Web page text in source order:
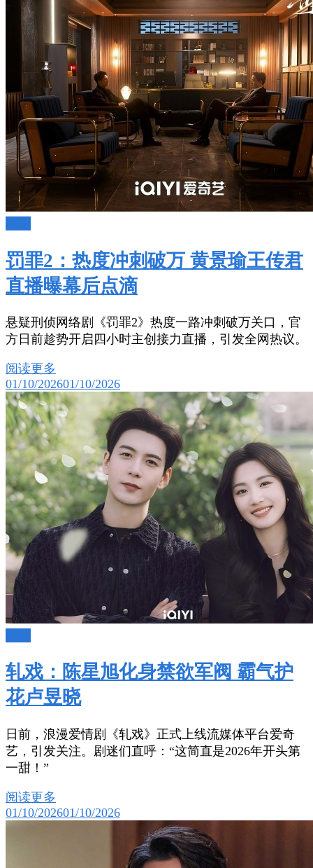
罚罪2：热度冲刺破万 黄景瑜王传君
直播曝幕后点滴
悬疑刑侦网络剧《罚罪2》热度一路冲刺破万关口，官
方日前趁势开启四小时主创接力直播，引发全网热议。
阅读更多
01/10/202601/10/2026
轧戏：陈星旭化身禁欲军阀 霸气护
花卢昱晓
日前，浪漫爱情剧《轧戏》正式上线流媒体平台爱奇
艺，引发关注。剧迷们直呼：“这简直是2026年开头第
一甜！”
阅读更多
01/10/202601/10/2026